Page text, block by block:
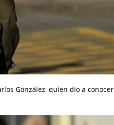
González, quien dio a conocer